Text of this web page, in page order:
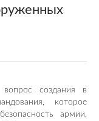
вопрос создания в
которое
армии,